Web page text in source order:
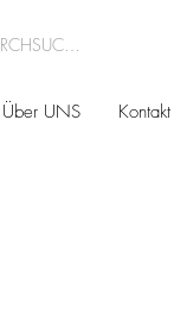
Über UNS Kontakt